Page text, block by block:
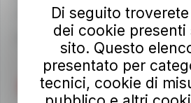
autolineetoscane@pec.it
Per info e reclamiat-bus.it/parlaconat
Di seguito
dei cookie presenti
sito. Questo
presentato per
tecnici, cookie di